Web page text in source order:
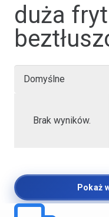
Pokaż
duża
Brak wyników.